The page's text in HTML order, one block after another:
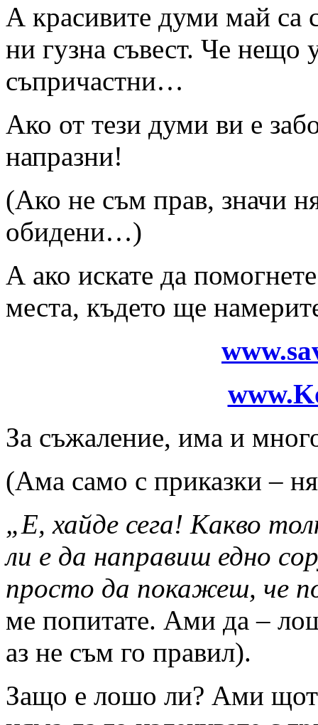
А красивите думи май са
ни гузна съвест. Че нещо
съпричастни…
Ако от тези думи ви е
напразни!
(Ако не съм прав, значи
обидени…)
А ако искате да
места, където ще
За съжаление, има и
(Ама само с приказки –
„Е, хайде сега! Какво
ли е да направиш едно
просто да покажеш, че
ме попитате. Ами да –
аз не съм го правил).
Защо е лошо ли? Ами